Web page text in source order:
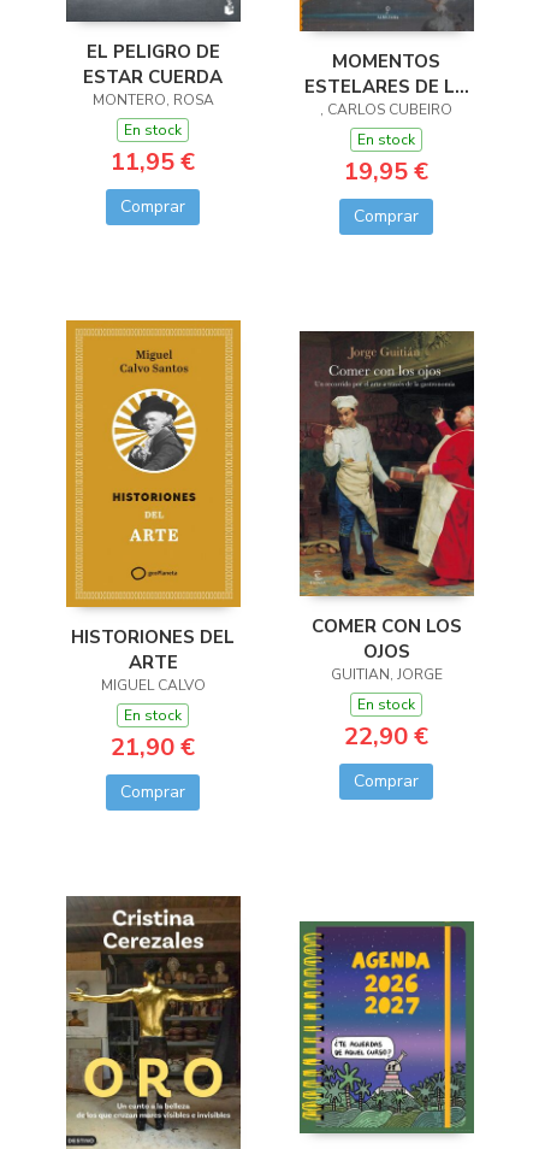
EL PELIGRO DE
ESTAR CUERDA
MONTERO, ROSA
En stock
11,95 €
Comprar
MOMENTOS
ESTELARES DE LA
HISTORIA DEL ARTE
, CARLOS CUBEIRO
En stock
19,95 €
Comprar
HISTORIONES DEL
ARTE
MIGUEL CALVO
En stock
21,90 €
Comprar
COMER CON LOS
OJOS
GUITIAN, JORGE
En stock
22,90 €
Comprar